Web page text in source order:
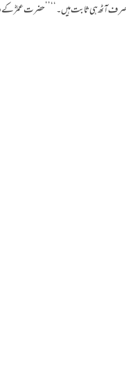
صرف آٹھ ہی ثابت ہیں۔‘‘ ’’حضرت عمرؓ